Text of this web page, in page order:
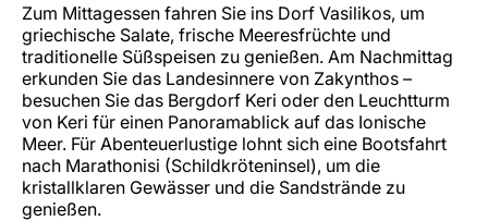
Zum Mittagessen fahren Sie ins Dorf Vasilikos, um
griechische Salate, frische Meeresfrüchte und
traditionelle Süßspeisen zu genießen. Am Nachmittag
erkunden Sie das Landesinnere von Zakynthos –
besuchen Sie das Bergdorf Keri oder den Leuchtturm
von Keri für einen Panoramablick auf das Ionische
Meer. Für Abenteuerlustige lohnt sich eine Bootsfahrt
nach Marathonisi (Schildkröteninsel), um die
kristallklaren Gewässer und die Sandstrände zu
genießen.